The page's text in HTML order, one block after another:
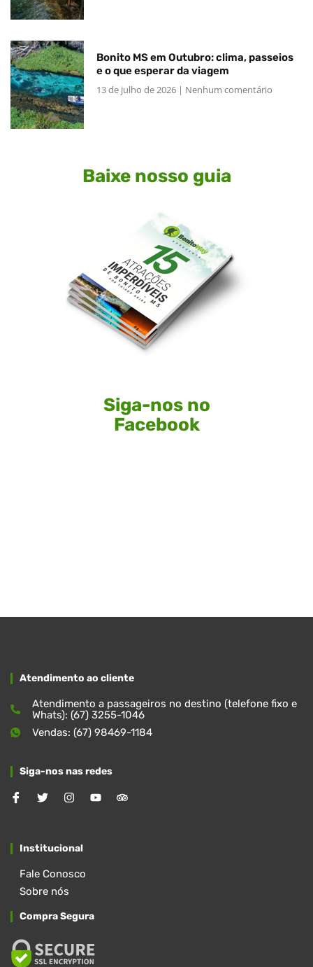
Bonito MS em Outubro: clima, passeios
e o que esperar da viagem
13 de julho de 2026
Nenhum comentário
Baixe nosso guia
Siga-nos no
Facebook
Atendimento ao cliente
Atendimento a passageiros no destino (telefone fixo e
Whats): (67) 3255-1046
Vendas: (67) 98469-1184
Siga-nos nas redes
Institucional
Fale Conosco
Sobre nós
Compra Segura